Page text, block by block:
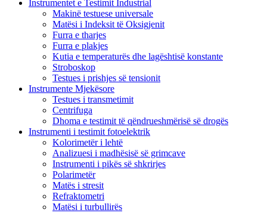
Instrumentet e Testimit Industrial
Makinë testuese universale
Matësi i Indeksit të Oksigjenit
Furra e tharjes
Furra e plakjes
Kutia e temperaturës dhe lagështisë konstante
Stroboskop
Testues i prishjes së tensionit
Instrumente Mjekësore
Testues i transmetimit
Centrifuga
Dhoma e testimit të qëndrueshmërisë së drogës
Instrumenti i testimit fotoelektrik
Kolorimetër i lehtë
Analizuesi i madhësisë së grimcave
Instrumenti i pikës së shkrirjes
Polarimetër
Matës i stresit
Refraktometri
Matësi i turbullirës